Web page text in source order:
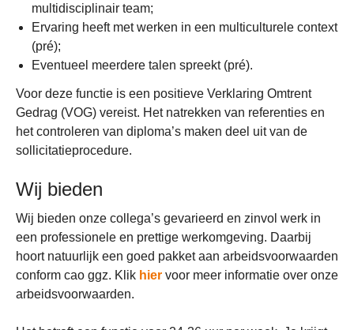
multidisciplinair team;
Ervaring heeft met werken in een multiculturele context
(pré);
Eventueel meerdere talen spreekt (pré).
Voor deze functie is een positieve Verklaring Omtrent
Gedrag (VOG) vereist. Het natrekken van referenties en
het controleren van diploma’s maken deel uit van de
sollicitatieprocedure.
Wij bieden
Wij bieden onze collega’s gevarieerd en zinvol werk in
een professionele en prettige werkomgeving. Daarbij
hoort natuurlijk een goed pakket aan arbeidsvoorwaarden
conform cao ggz. Klik hier voor meer informatie over onze
arbeidsvoorwaarden.